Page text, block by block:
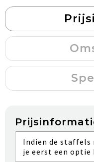
Indien de staffels
je eerst een optie